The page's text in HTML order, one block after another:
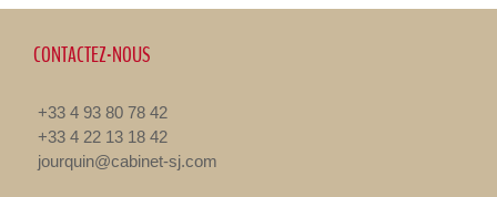
CONTACTEZ-NOUS
+33 4 93 80 78 42
+33 4 22 13 18 42
jourquin@cabinet-sj.com